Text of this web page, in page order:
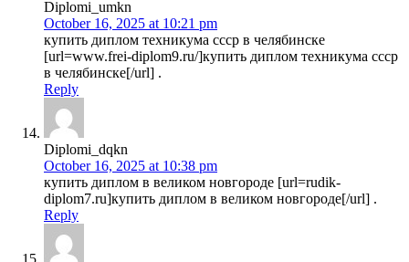
Diplomi_umkn
October 16, 2025 at 10:21 pm
купить диплом техникума ссср в челябинске
[url=www.frei-diplom9.ru/]купить диплом техникума ссср
в челябинске[/url] .
Reply
Diplomi_dqkn
October 16, 2025 at 10:38 pm
купить диплом в великом новгороде [url=rudik-
diplom7.ru]купить диплом в великом новгороде[/url] .
Reply